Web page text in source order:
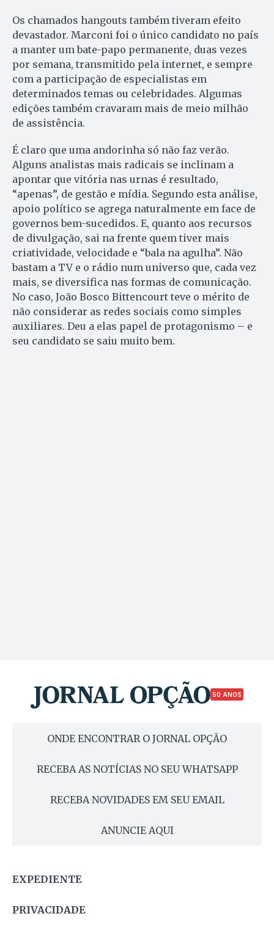
Os chamados hangouts também tiveram efeito
devastador. Marconi foi o único candidato no país
a manter um bate-papo permanente, duas vezes
por semana, transmitido pela internet, e sempre
com a participação de especialistas em
determinados temas ou celebridades. Algumas
edições também cravaram mais de meio milhão
de assistência.
É claro que uma andorinha só não faz verão.
Alguns analistas mais radicais se inclinam a
apontar que vitória nas urnas é resultado,
“apenas”, de gestão e mídia. Segundo esta análise,
apoio político se agrega naturalmente em face de
governos bem-sucedidos. E, quanto aos recursos
de divulgação, sai na frente quem tiver mais
criatividade, velocidade e “bala na agulha”. Não
bastam a TV e o rádio num universo que, cada vez
mais, se diversifica nas formas de comunicação.
No caso, João Bosco Bittencourt teve o mérito de
não considerar as redes sociais como simples
auxiliares. Deu a elas papel de protagonismo – e
seu candidato se saiu muito bem.
50 ANOS
ONDE ENCONTRAR O JORNAL OPÇÃO
RECEBA AS NOTÍCIAS NO SEU WHATSAPP
RECEBA NOVIDADES EM SEU EMAIL
ANUNCIE AQUI
EXPEDIENTE
PRIVACIDADE